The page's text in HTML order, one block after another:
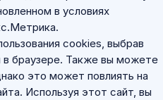
в условиях
cookies, выбрав
браузере. Также вы можете
это может повлиять на
Используя этот сайт, вы